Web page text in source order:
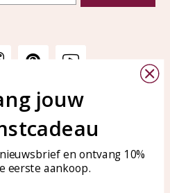
KAYA Sieraden
Bellen of WhatsApp Ma-Vr
tussen 09:00-17:00
Tel: 0850003187
WhatsApp: 0850003187
jouw
en ontvang 10%
eerste aankoop.